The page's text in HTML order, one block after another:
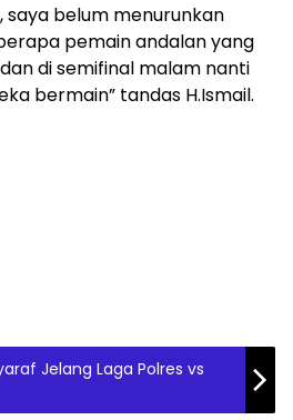
saya belum menurunkan
pemain andalan yang
di semifinal malam nanti
bermain” tandas H.Ismail.
Jelang Laga Polres vs